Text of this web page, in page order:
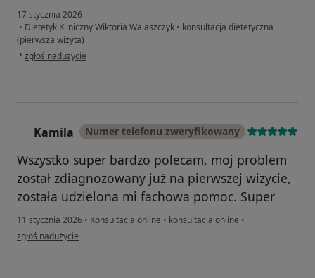
17 stycznia 2026
• Dietetyk Kliniczny Wiktoria Walaszczyk • konsultacja dietetyczna
(pierwsza wizyta)
• w opinii użytkownika Kazimiera
zgłoś nadużycie
Kamila Numer telefonu zweryfikowany
Wszystko super bardzo polecam, moj problem
został zdiagnozowany już na pierwszej wizycie,
została udzielona mi fachowa pomoc. Super
11 stycznia 2026 • Konsultacja online • konsultacja online •
w opinii użytkownika Kamila
zgłoś nadużycie